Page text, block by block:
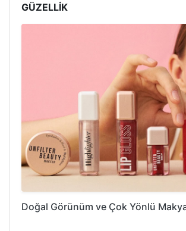
GÜZELLİK
Doğal Görünüm ve Çok Yönlü